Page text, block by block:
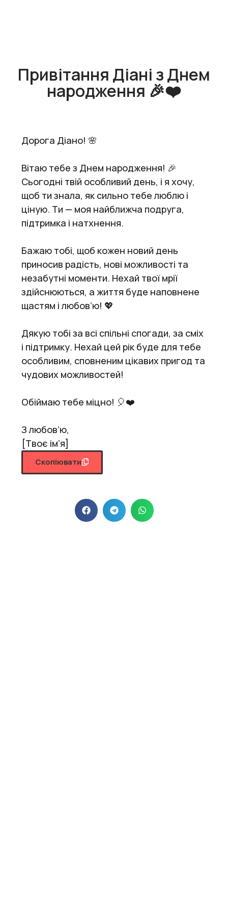
Привітання Діані з Днем
народження 🎉❤️
Дорога Діано! 🌸
Вітаю тебе з Днем народження! 🎉
Сьогодні твій особливий день, і я хочу,
щоб ти знала, як сильно тебе люблю і
ціную. Ти — моя найближча подруга,
підтримка і натхнення.
Бажаю тобі, щоб кожен новий день
приносив радість, нові можливості та
незабутні моменти. Нехай твої мрії
здійснюються, а життя буде наповнене
щастям і любов’ю! 💖
Дякую тобі за всі спільні спогади, за сміх
і підтримку. Нехай цей рік буде для тебе
особливим, сповненим цікавих пригод та
чудових можливостей!
Обіймаю тебе міцно! 🎈❤️
З любов’ю,
[Твоє ім’я]
Скопіювати